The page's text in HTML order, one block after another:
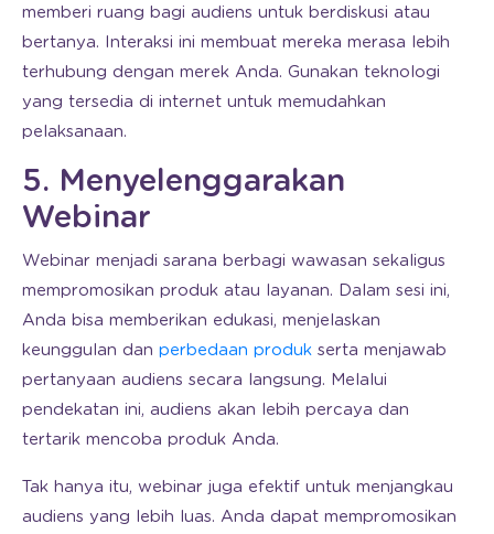
memberi ruang bagi audiens untuk berdiskusi atau
bertanya. Interaksi ini membuat mereka merasa lebih
terhubung dengan merek Anda. Gunakan teknologi
yang tersedia di internet untuk memudahkan
pelaksanaan.
5. Menyelenggarakan
Webinar
Webinar menjadi sarana berbagi wawasan sekaligus
mempromosikan produk atau layanan. Dalam sesi ini,
Anda bisa memberikan edukasi, menjelaskan
keunggulan dan perbedaan produk serta menjawab
pertanyaan audiens secara langsung. Melalui
pendekatan ini, audiens akan lebih percaya dan
tertarik mencoba produk Anda.
Tak hanya itu, webinar juga efektif untuk menjangkau
audiens yang lebih luas. Anda dapat mempromosikan